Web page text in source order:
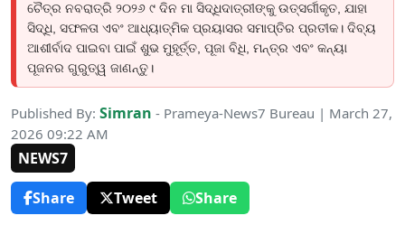
ଚୈତ୍ର ନବରାତ୍ରି ୨୦୨୬ ୯ ଦିନ ମା ସିଦ୍ଧିଦାତ୍ରୀଙ୍କୁ ଉତ୍ସର୍ଗୀକୃତ, ଯାହା
ସିଦ୍ଧି, ସଫଳତା ଏବଂ ଆଧ୍ୟାତ୍ମିକ ପ୍ରୟାସର ସମାପ୍ତିର ପ୍ରତୀକ। ଦିବ୍ୟ
ଆଶୀର୍ବାଦ ପାଇବା ପାଇଁ ଶୁଭ ମୁହୂର୍ତ୍ତ, ପୂଜା ବିଧି, ମନ୍ତ୍ର ଏବଂ କନ୍ୟା
ପୂଜନର ଗୁରୁତ୍ୱ ଜାଣନ୍ତୁ।
Published By: Simran - Prameya-News7 Bureau | March 27,
2026 09:22 AM
NEWS7
Share
Tweet Share